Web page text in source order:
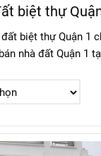
biệt thự
biệt thự Quận 1
nhà đất Quận 1